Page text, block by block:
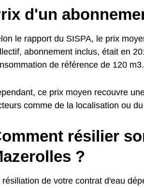
d'un
le rapport du SISPA, le prix
abonnement inclus, était en
de référence de 120 m3.
ce prix moyen recouvre
comme de la localisation ou
résilier
?
résiliation de votre contrat d'eau